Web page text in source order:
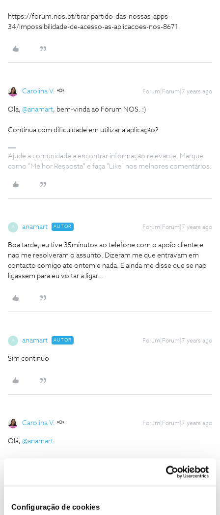
Configuração de cookies
https://forum.nos.pt/tirar-partido-das-nossas-apps-
34/impossibilidade-de-acesso-as-aplicacoes-nos-8671
Carolina V. Forum|Forum|7 years ago
Olá, @anamart, bem-vinda ao Fórum NOS. :)
Continua com dificuldade em utilizar a aplicação?
Ajude a comunidade a encontrar informação relevante. Marque
como "Melhor Resposta" e faça "Like" nos melhores comentários.
A anamart AUTOR Forum|Forum|7 years ago
Boa tarde, eu tive 35minutos ao telefone com o apoio cliente e
nao me resolveram o assunto. Dizeram me que entravam em
contacto comigo ate ontem e nada. E ainda me disse que se nao
ligassem para eu voltar a ligar...
A anamart AUTOR Forum|Forum|7 years ago
Sim continuo
Carolina V. Forum|Forum|7 years ago
Olá, @anamart
questão técnica que deve ser despistada, para conseguirmos